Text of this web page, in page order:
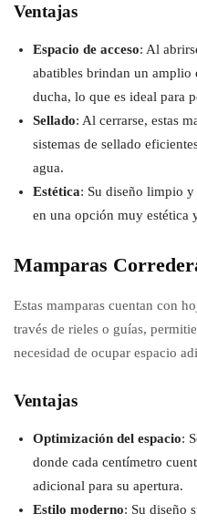
Ventajas
Espacio de acceso: Al
abatibles brindan un amplio
ducha, lo que es ideal para
Sellado: Al cerrarse, estas
sistemas de sellado
agua.
Estética: Su diseño limpio
en una opción muy estética
Mamparas
Estas mamparas cuentan con
través de rieles o guías,
necesidad de ocupar espacio
Ventajas
Optimización del espacio:
donde cada centímetro
adicional para su apertura.
Estilo moderno: Su diseño